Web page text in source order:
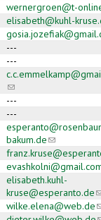
wernergroen@t-
elisabeth@kuhl-
---
---
(link
sends e-
mail)
---
---
bakum.de(link
sends
e-
mail)
elisabeth.kuhl-
kruse@esperanto.de
wilke.elena@web.de